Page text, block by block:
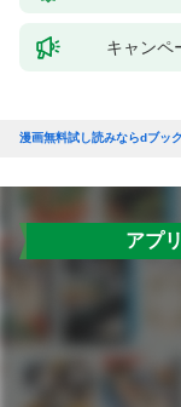
キャンペ
漫画無料試し読みならdブック
アプ